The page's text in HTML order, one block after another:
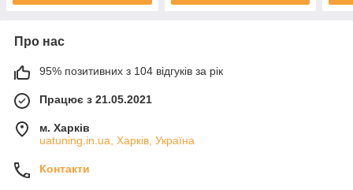
Про нас
95% позитивних з 104 відгуків за рік
Працює з 21.05.2021
м. Харків
uatuning.in.ua, Харків, Україна
Контакти